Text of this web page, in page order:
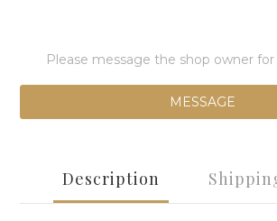
Please message the shop owner for
MESSAGE
Description